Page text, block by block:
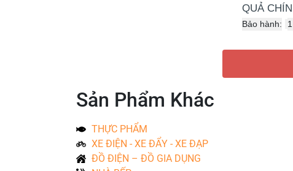
QUẢ
Bảo hành:
Sản Phẩm Khác
THỰC PHẨM
XE ĐIỆN - XE ĐẨY - XE ĐẠP
ĐỒ ĐIỆN – ĐỒ GIA DỤNG